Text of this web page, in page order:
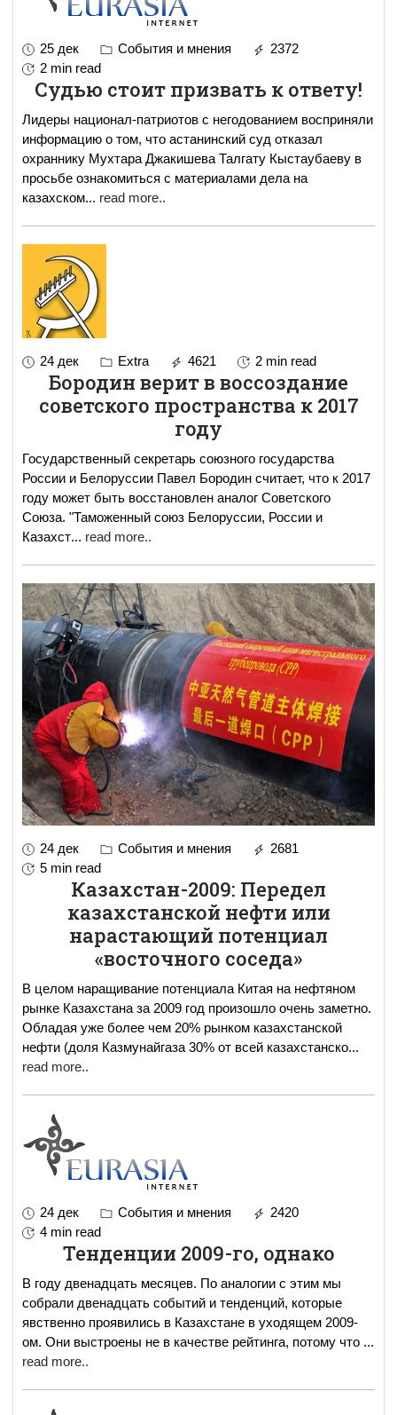
25 дек События и мнения
2372
2 min read
Судью стоит призвать к ответу!
Лидеры национал-патриотов с негодованием восприняли
информацию о том, что астанинский суд отказал
охраннику Мухтара Джакишева Талгату Кыстаубаеву в
просьбе ознакомиться с материалами дела на
казахском... read more..
24 дек Extra 4621 2 min read
Бородин верит в воссоздание
советского пространства к 2017
году
Государственный секретарь союзного государства
России и Белоруссии Павел Бородин считает, что к 2017
году может быть восстановлен аналог Советского
Союза. "Таможенный союз Белоруссии, России и
Казахст... read more..
24 дек События и мнения
2681
5 min read
Казахстан-2009: Передел
казахстанской нефти или
нарастающий потенциал
«восточного соседа»
В целом наращивание потенциала Китая на нефтяном
рынке Казахстана за 2009 год произошло очень заметно.
Обладая уже более чем 20% рынком казахстанской
нефти (доля Казмунайгаза 30% от всей казахстанско...
read more..
24 дек События и мнения
2420
4 min read
Тенденции 2009-го, однако
В году двенадцать месяцев. По аналогии с этим мы
собрали двенадцать событий и тенденций, которые
явственно проявились в Казахстане в уходящем 2009-
ом. Они выстроены не в качестве рейтинга, потому что ...
read more..